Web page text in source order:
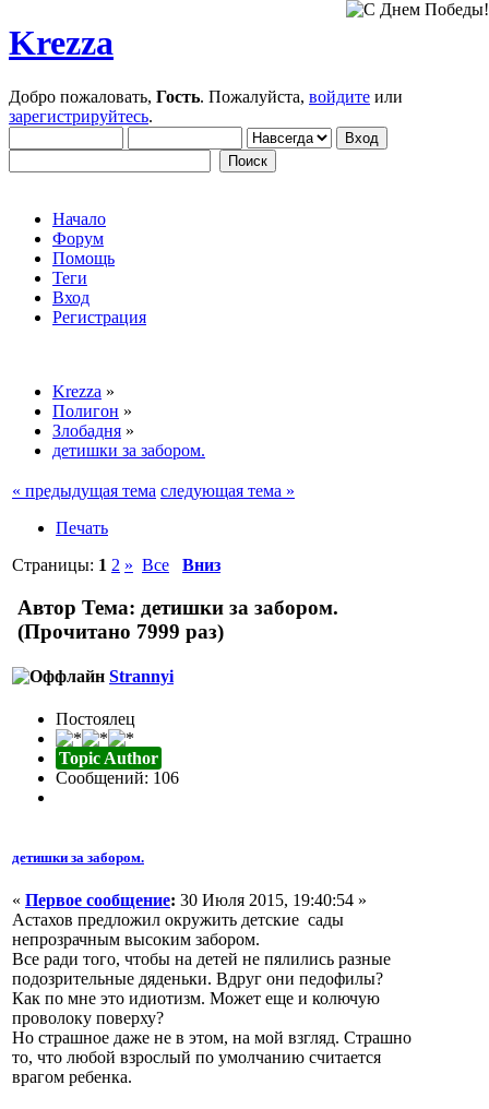
Krezza
Добро пожаловать, Гость. Пожалуйста, войдите или
зарегистрируйтесь.
Начало
Форум
Помощь
Теги
Вход
Регистрация
Krezza »
Полигон »
Злобадня »
детишки за забором.
« предыдущая тема следующая тема »
Печать
Страницы: 1 2 » Все Вниз
Автор Тема: детишки за забором.
(Прочитано 7999 раз)
Strannyi
Постоялец
Topic Author
Сообщений: 106
детишки за забором.
« Первое сообщение: 30 Июля 2015, 19:40:54 »
Астахов предложил окружить детские сады
непрозрачным высоким забором.
Все ради того, чтобы на детей не пялились разные
подозрительные дяденьки. Вдруг они педофилы?
Как по мне это идиотизм. Может еще и колючую
проволоку поверху?
Но страшное даже не в этом, на мой взгляд. Страшно
то, что любой взрослый по умолчанию считается
врагом ребенка.